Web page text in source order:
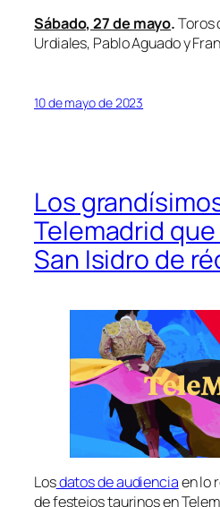
Sábado, 27 de mayo.Toros
Urdiales, Pablo Aguado y
10 de mayo de 2023
Los
Telemadrid
San Isidro de
Losdatos de audienciaen lo
de festejos taurinos en